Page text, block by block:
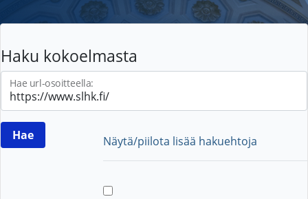
Haku kokoelmasta
Hae url-osoitteella:
Näytä/piilota lisää hakuehtoja